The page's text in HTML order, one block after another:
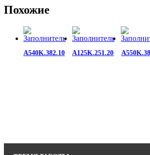
Похожие
A540K.382.10 A125K.251.20